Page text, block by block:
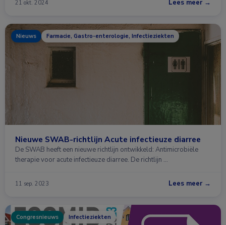
21 okt. 2024 Lees meer →
Nieuws Farmacie, Gastro-enterologie, Infectieziekten
Nieuwe SWAB-richtlijn Acute infectieuze diarree
De SWAB heeft een nieuwe richtlijn ontwikkeld: Antimicrobiële
therapie voor acute infectieuze diarree. De richtlijn …
11 sep. 2023 Lees meer →
Congresnieuws Infectieziekten